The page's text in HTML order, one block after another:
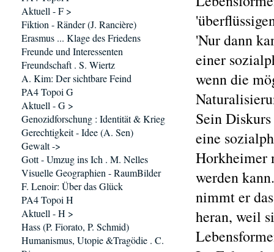
'Nur dann
einer
wenn die
Sein
eine
Horkheimer
werden
nimmt er
heran, weil
Aktuell - F >
Fiktion - Ränder (J. Rancière)
Erasmus ... Klage des Friedens
Freunde und Interessenten
Freundschaft . S. Wiertz
A. Kim: Der sichtbare Feind
PA4 Topoi G
Aktuell - G >
Genozidforschung : Identität & Krieg
Gerechtigkeit - Idee (A. Sen)
Gewalt ->
Gott - Umzug ins Ich . M. Nelles
Visuelle Geographien - RaumBilder
F. Lenoir: Über das Glück
PA4 Topoi H
Aktuell - H >
Hass (P. Fiorato, P. Schmid)
Humanismus, Utopie &Tragödie . C.